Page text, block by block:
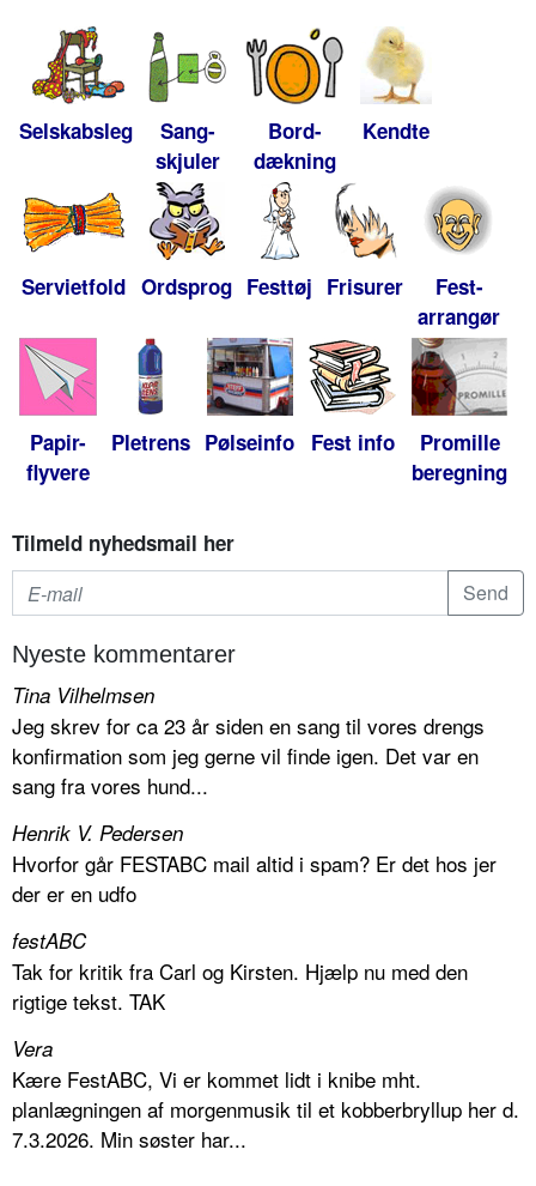
Selskabsleg
Sang-
skjuler
Bord-
dækning
Kendte
Servietfold Ordsprog Festtøj Frisurer
Fest-
arrangør
Papir-
flyvere
Pletrens Pølseinfo Fest info
Promille
beregning
Tilmeld nyhedsmail her
Nyeste kommentarer
Tina Vilhelmsen
Jeg skrev for ca 23 år siden en sang til vores drengs
konfirmation som jeg gerne vil finde igen. Det var en
sang fra vores hund...
Henrik V. Pedersen
Hvorfor går FESTABC mail altid i spam? Er det hos jer
der er en udfo
festABC
Tak for kritik fra Carl og Kirsten. Hjælp nu med den
rigtige tekst. TAK
Vera
Kære FestABC, Vi er kommet lidt i knibe mht.
planlægningen af morgenmusik til et kobberbryllup her d.
7.3.2026. Min søster har...